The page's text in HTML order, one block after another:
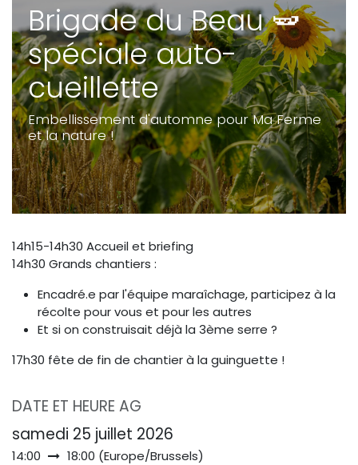
Brigade du Beau 🫛
spéciale auto-
cueillette
Embellissement d'automne pour Ma Ferme
et la nature !
14h15-14h30 Accueil et briefing
14h30 Grands chantiers :
Encadré.e par l'équipe maraîchage, participez à la
récolte pour vous et pour les autres
Et si on construisait déjà la 3ème serre ?
17h30 fête de fin de chantier à la guinguette !
DATE ET HEURE AG
samedi 25 juillet 2026
14:00 18:00 (Europe/Brussels)